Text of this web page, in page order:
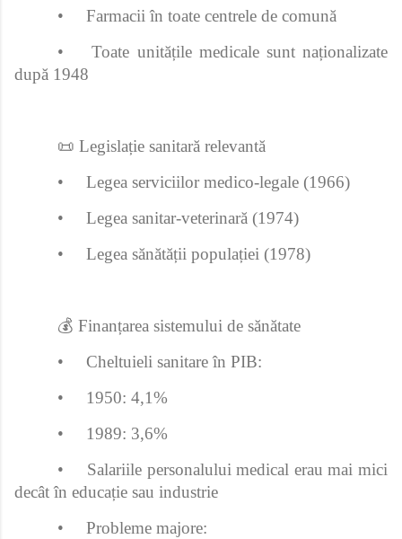
•
Farmacii în toate centrele de comună
•
Toate unitățile medicale sunt naționalizate
după 1948
📜 Legislație sanitară relevantă
•
Legea serviciilor medico-legale (1966)
•
Legea sanitar-veterinară (1974)
•
Legea sănătății populației (1978)
💰 Finanțarea sistemului de sănătate
•
Cheltuieli sanitare în PIB:
•
1950: 4,1%
•
1989: 3,6%
•
Salariile personalului medical erau mai mici
decât în educație sau industrie
•
Probleme majore: